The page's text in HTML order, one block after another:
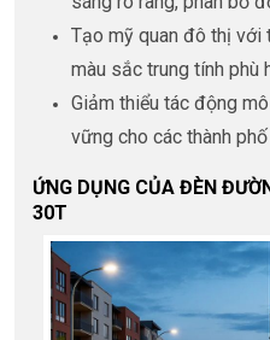
Tạo mỹ quan đô thị với
màu sắc trung tính phù
Giảm thiểu tác động
vững cho các thành
ỨNG DỤNG CỦA ĐÈN
30T